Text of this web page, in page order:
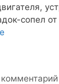
сопел